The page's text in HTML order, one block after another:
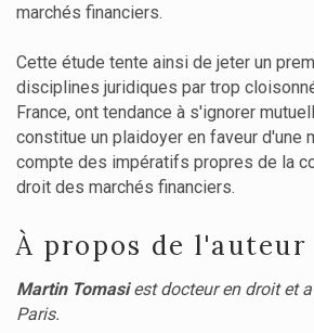
marchés financiers.
Cette étude tente ainsi de jeter un
disciplines juridiques par trop
France, ont tendance à s'ignorer
constitue un plaidoyer en faveur d'une
compte des impératifs propres de la
droit des marchés financiers.
À propos de l'auteur
Martin Tomasiest docteur en droit et
Paris.